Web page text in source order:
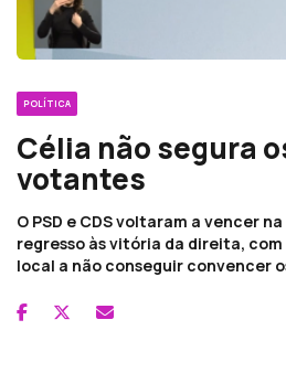
POLÍTICA
Célia não segura
votantes
O PSD e CDS voltaram a vencer
regresso às vitória da direita,
local a não conseguir convencer